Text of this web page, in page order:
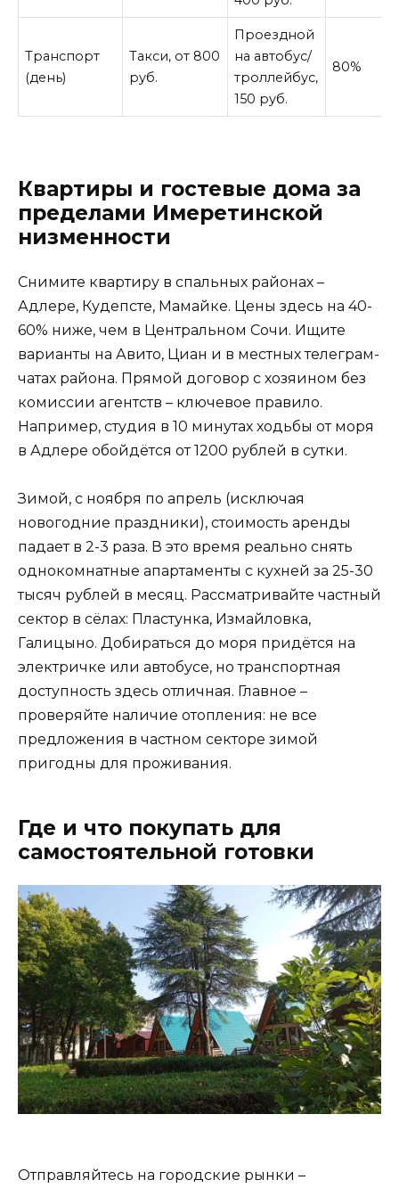
Транспорт
(день)
Такси, от 800
руб.
Проездной
на автобус/
троллейбус,
150 руб.
80%
Квартиры и гостевые дома за
пределами Имеретинской
низменности
Снимите квартиру в спальных районах –
Адлере, Кудепсте, Мамайке. Цены здесь на 40-
60% ниже, чем в Центральном Сочи. Ищите
варианты на Авито, Циан и в местных телеграм-
чатах района. Прямой договор с хозяином без
комиссии агентств – ключевое правило.
Например, студия в 10 минутах ходьбы от моря
в Адлере обойдётся от 1200 рублей в сутки.
Зимой, с ноября по апрель (исключая
новогодние праздники), стоимость аренды
падает в 2-3 раза. В это время реально снять
однокомнатные апартаменты с кухней за 25-30
тысяч рублей в месяц. Рассматривайте частный
сектор в сёлах: Пластунка, Измайловка,
Галицыно. Добираться до моря придётся на
электричке или автобусе, но транспортная
доступность здесь отличная. Главное –
проверяйте наличие отопления: не все
предложения в частном секторе зимой
пригодны для проживания.
Где и что покупать для
самостоятельной готовки
Отправляйтесь на городские рынки –